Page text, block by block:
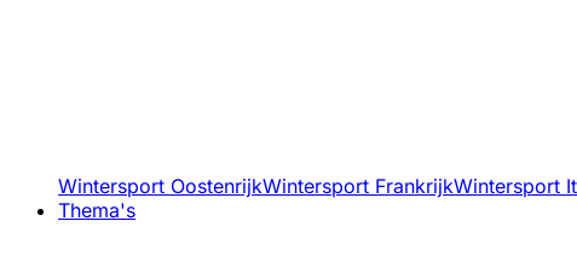
Wintersport OostenrijkWintersport FrankrijkWintersport
Thema's